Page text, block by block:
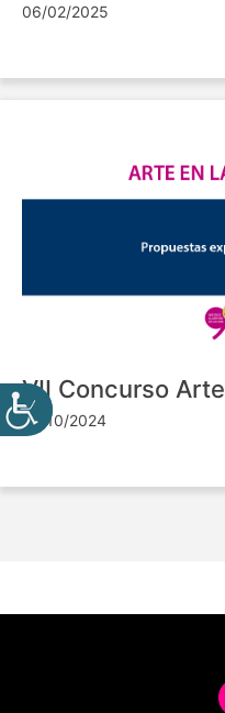
06/02/2025
VII Concurso
24/10/2024